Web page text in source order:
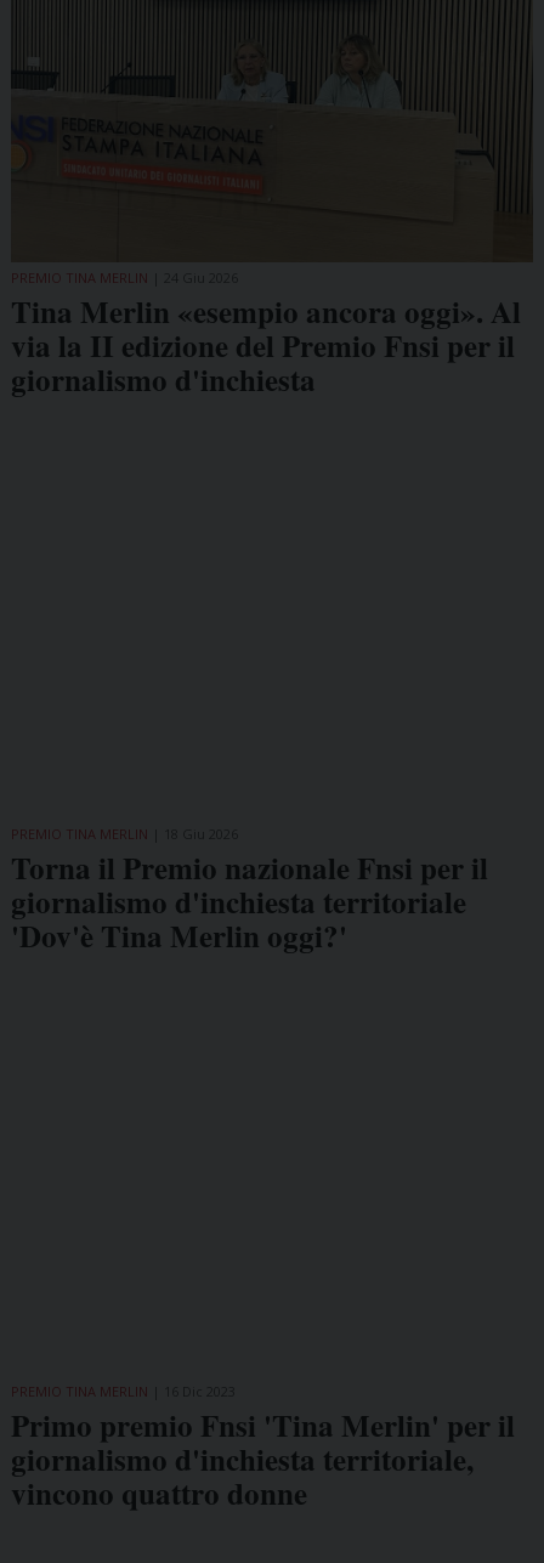
PREMIO TINA MERLIN
Tina Merlin «esempio ancora oggi». Al
via la II edizione del Premio Fnsi per il
giornalismo d'inchiesta
PREMIO TINA MERLIN
Torna il Premio nazionale Fnsi per il
giornalismo d'inchiesta territoriale
'Dov'è Tina Merlin oggi?'
PREMIO TINA MERLIN
Primo premio Fnsi 'Tina Merlin' per il
giornalismo d'inchiesta territoriale,
vincono quattro donne